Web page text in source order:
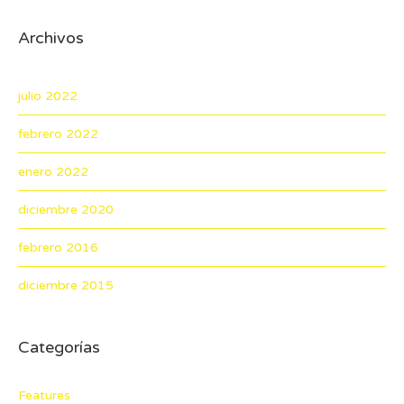
Archivos
julio 2022
febrero 2022
enero 2022
diciembre 2020
febrero 2016
diciembre 2015
Categorías
Features